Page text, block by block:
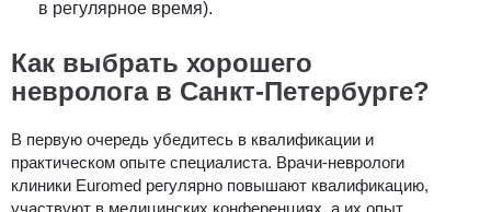
в регулярное время).
Как выбрать хорошего
невролога в Санкт-Петербурге?
В первую очередь убедитесь в квалификации и
практическом опыте специалиста. Врачи-неврологи
клиники Euromed регулярно повышают квалификацию,